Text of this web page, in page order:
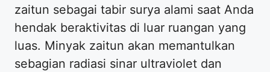
zaitun sebagai tabir surya alami saat Anda
hendak beraktivitas di luar ruangan yang
luas. Minyak zaitun akan memantulkan
sebagian radiasi sinar ultraviolet dan